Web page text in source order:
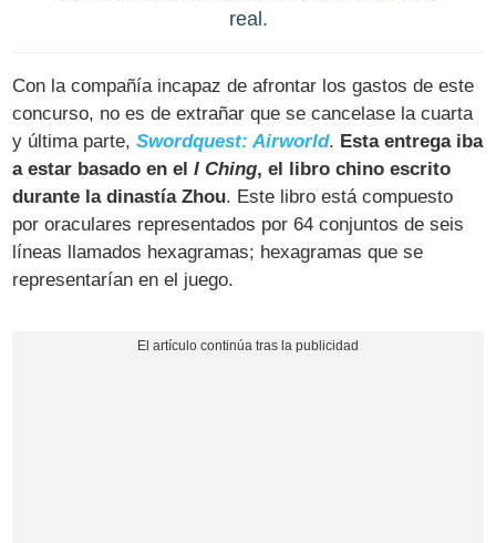
real.
Con la compañía incapaz de afrontar los gastos de este
concurso, no es de extrañar que se cancelase la cuarta
y última parte,Swordquest: Airworld. Esta entrega iba
a estar basado en elI Ching, el libro chino escrito
durante la dinastía Zhou. Este libro está compuesto
por oraculares representados por 64 conjuntos de seis
líneas llamados hexagramas; hexagramas que se
representarían en el juego.